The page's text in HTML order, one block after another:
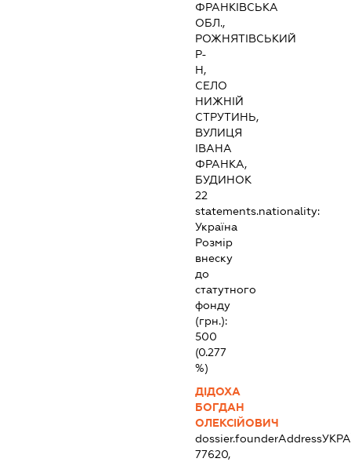
ФРАНКІВСЬКА
ОБЛ.,
РОЖНЯТІВСЬКИЙ
Р-
Н,
СЕЛО
НИЖНІЙ
СТРУТИНЬ,
ВУЛИЦЯ
ІВАНА
ФРАНКА,
БУДИНОК
22
statements.nationality:
Україна
Розмір
внеску
до
статутного
фонду
(грн.):
500
(0.277
%)
ДІДОХА
БОГДАН
ОЛЕКСІЙОВИЧ
dossier.founderAddress
77620,